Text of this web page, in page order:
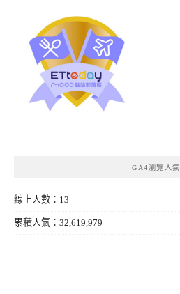
GA4瀏覽人氣
線上人數：13
累積人氣：32,619,979